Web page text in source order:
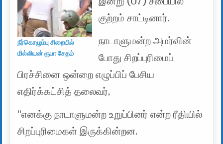
நீர்கொழும்பு சிறையில்
மில்லியன் ரூபா சேதம்
குற்றம் சாட்டினார்.
நாடாளுமன்ற அமர்வின்
போது சிறப்புரிமைப்
பிரச்சினை ஒன்றை எழுப்பிப் பேசிய
எதிர்க்கட்சித் தலைவர்,
“எனக்கு நாடாளுமன்ற உறுப்பினர் என்ற ரீதியில்
சிறப்புரிமைகள் இருக்கின்றன.